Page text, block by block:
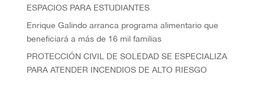
ESPACIOS PARA ESTUDIANTES
Enrique Galindo arranca programa alimentario que
beneficiará a más de 16 mil familias
PROTECCIÓN CIVIL DE SOLEDAD SE ESPECIALIZA
PARA ATENDER INCENDIOS DE ALTO RIESGO